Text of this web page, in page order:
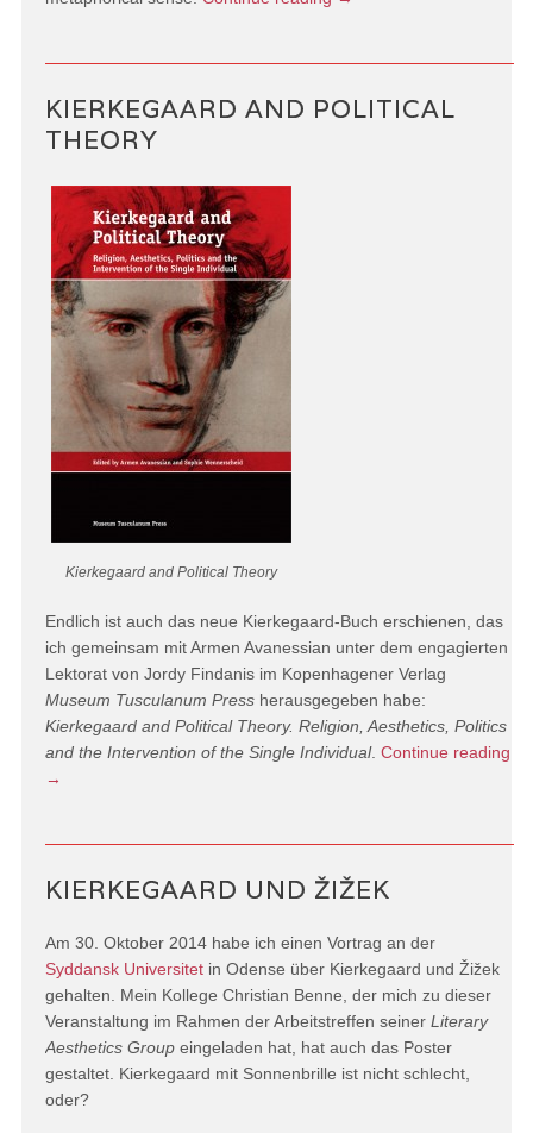
KIERKEGAARD AND POLITICAL
THEORY
Kierkegaard and Political Theory
Endlich ist auch das neue Kierkegaard-Buch erschienen, das
ich gemeinsam mit Armen Avanessian unter dem engagierten
Lektorat von Jordy Findanis im Kopenhagener Verlag
Museum Tusculanum Press herausgegeben habe:
Kierkegaard and Political Theory. Religion, Aesthetics, Politics
and the Intervention of the Single Individual.Continue reading
→
KIERKEGAARD UND ŽIŽEK
Am 30. Oktober 2014 habe ich einen Vortrag an der
Syddansk Universitet in Odense über Kierkegaard und Žižek
gehalten. Mein Kollege Christian Benne, der mich zu dieser
Veranstaltung im Rahmen der Arbeitstreffen seinerLiterary
Aesthetics Groupeingeladen hat, hat auch das Poster
gestaltet. Kierkegaard mit Sonnenbrille ist nicht schlecht,
oder?